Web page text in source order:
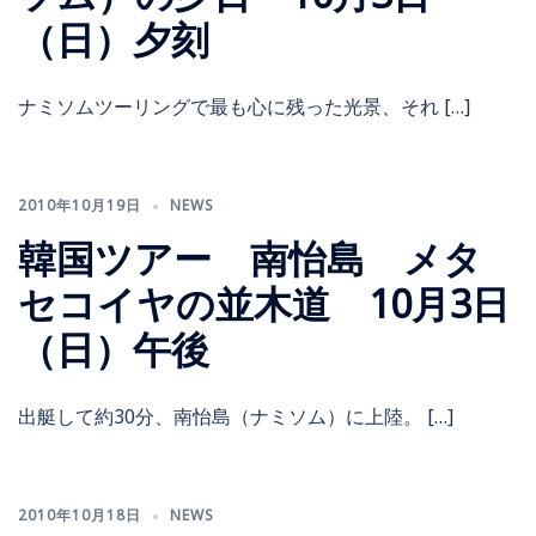
（日）夕刻
ナミソムツーリングで最も心に残った光景、それ […]
2010年10月19日 NEWS
韓国ツアー 南怡島 メタ
セコイヤの並木道 10月3日
（日）午後
出艇して約30分、南怡島（ナミソム）に上陸。 […]
2010年10月18日 NEWS